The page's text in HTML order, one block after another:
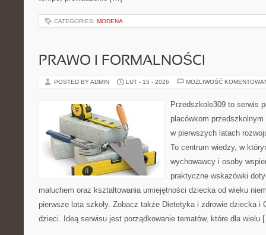
CATEGORIES: MODENA
PRAWO I FORMALNOŚCI
POSTED BY ADMIN LUT - 15 - 2026 MOŻLIWOŚĆ
Przedszkole309 to serwis
placówkom
w pierwszych latach
To centrum wiedzy, w
wychowawcy i osoby
praktyczne wskazówki
maluchem oraz kształtowania umiejętności dziecka od wieku
pierwsze lata szkoły. Zobacz także Dietetyka i zdrowie dziecka i
dzieci. Ideą serwisu jest porządkowanie tematów, które dla wielu